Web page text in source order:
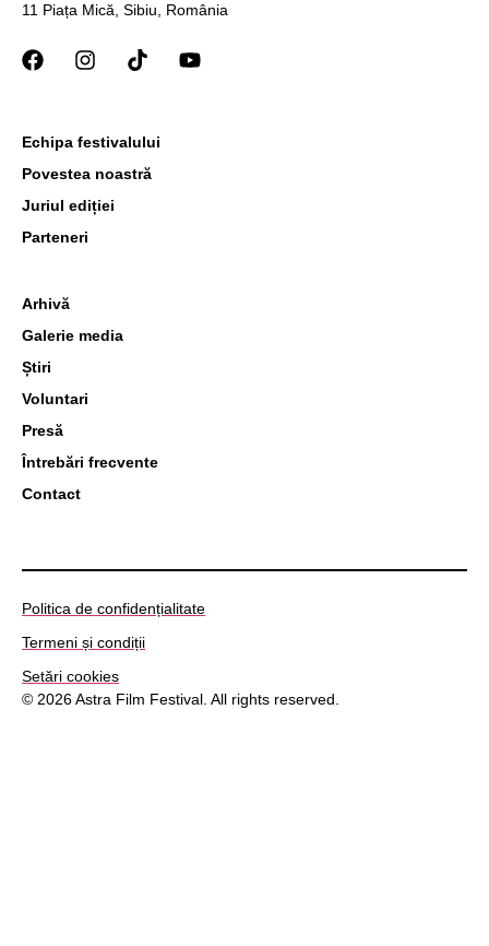
11 Piața Mică, Sibiu, România
Arhivă
Galerie media
Știri
Voluntari
Presă
Întrebări frecvente
Contact
Echipa festivalului
Povestea noastră
Juriul ediției
Parteneri
Politica de confidențialitate
Termeni și condiții
Setări cookies
© 2026 Astra Film Festival. All rights reserved.